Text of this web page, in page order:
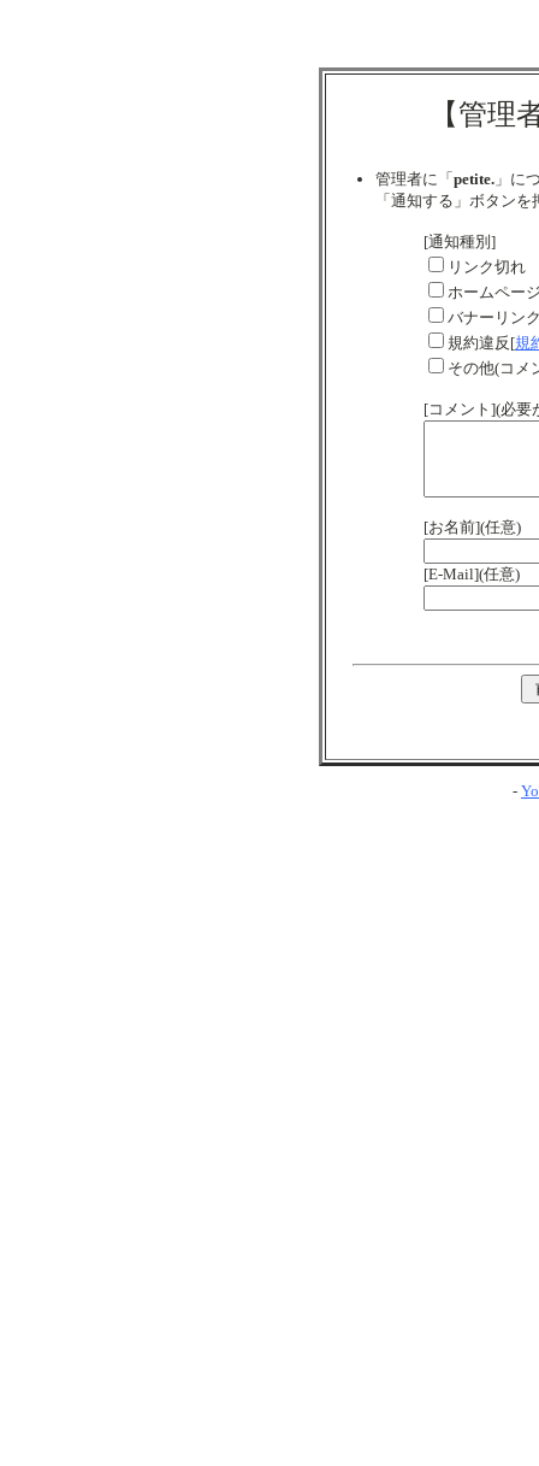
【管理
管理者に「 petite. 」に
「通知する」ボタン
[通知種別]
リンク切れ
ホームペー
バナーリン
規約違反[規
その他(コメ
[コメント](必要
[お名前](任意)
[E-Mail](任意)
-